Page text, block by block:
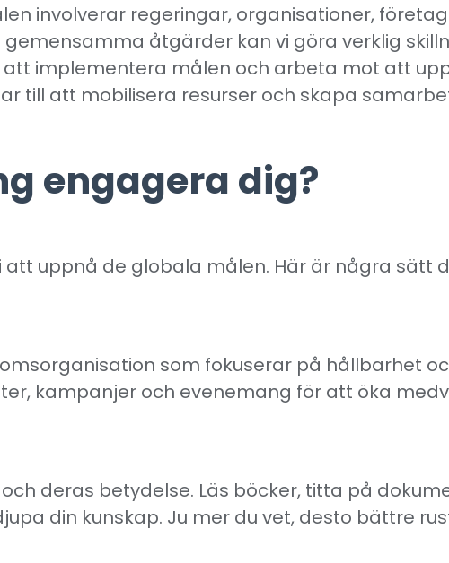
involverar regeringar, organisationer,
åtgärder kan vi göra verklig
implementera målen och arbeta mot att
till att mobilisera resurser och skapa
engagera dig?
att uppnå de globala målen. Här är några sätt
som fokuserar på hållbarhet
kampanjer och evenemang för att öka
deras betydelse. Läs böcker, titta på
din kunskap. Ju mer du vet, desto bättre